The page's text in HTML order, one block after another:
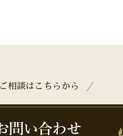
ご相談はこちらから